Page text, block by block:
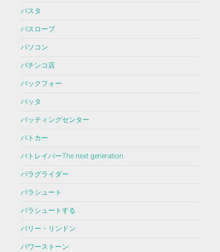
パスタ
バスローブ
パソコン
パチンコ店
バックフォー
バッタ
バッティングセンター
パトカー
パトレイバーThe next generation
パラグライダー
パラシュート
パラシュートする
バリー・リンドン
パワーストーン